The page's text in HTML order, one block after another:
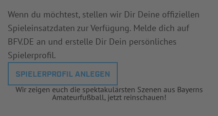
Wenn du möchtest, stellen wir Dir Deine offiziellen
Spieleinsatzdaten zur Verfügung. Melde dich auf
BFV.DE an und erstelle Dir Dein persönliches
Spielerprofil.
SPIELERPROFIL ANLEGEN
Wir zeigen euch die spektakulärsten Szenen aus Bayerns
Amateurfußball, jetzt reinschauen!